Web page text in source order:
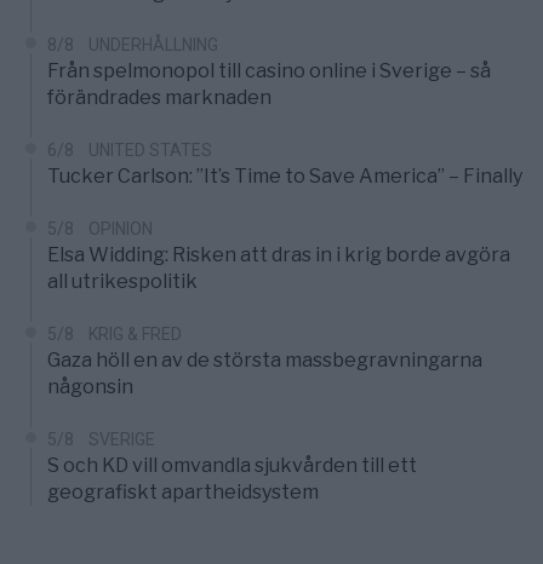
8/8 UNDERHÅLLNING
Från spelmonopol till casino online i Sverige – så
förändrades marknaden
6/8 UNITED STATES
Tucker Carlson: ”It’s Time to Save America” – Finally
5/8 OPINION
Elsa Widding: Risken att dras in i krig borde avgöra
all utrikespolitik
5/8 KRIG & FRED
Gaza höll en av de största massbegravningarna
någonsin
5/8 SVERIGE
S och KD vill omvandla sjukvården till ett
geografiskt apartheidsystem